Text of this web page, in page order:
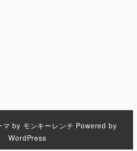
マ by モンキーレンチ Powered by
WordPress